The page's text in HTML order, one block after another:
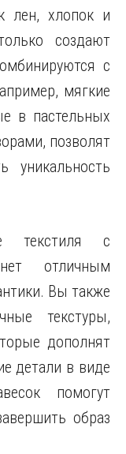
лен, хлопок и
создают
с
мягкие
в пастельных
позволят
текстиля с
отличным
Вы также
текстуры,
дополнят
детали в виде
помогут
образ